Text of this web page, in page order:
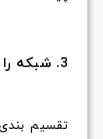
3. شبکه را تقسیم بندی کنید
تقسیم